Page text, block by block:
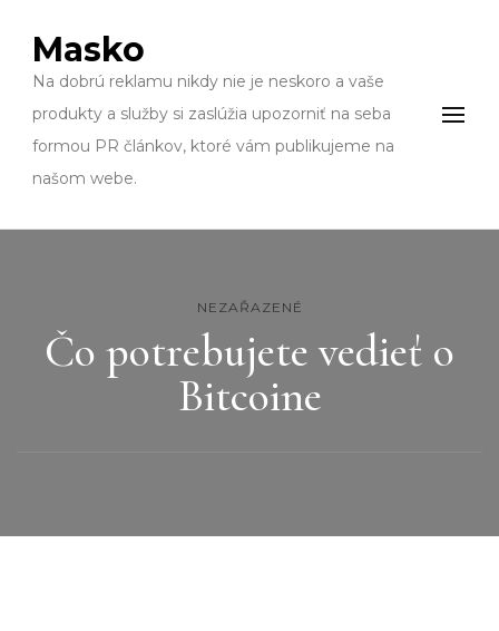
Masko
Na dobrú reklamu nikdy nie je neskoro a vaše
produkty a služby si zaslúžia upozorniť na seba
formou PR článkov, ktoré vám publikujeme na
našom webe.
NEZAŘAZENÉ
Čo potrebujete vedieť o
Bitcoine